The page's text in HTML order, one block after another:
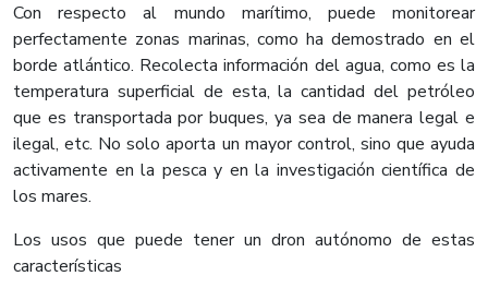
Con respecto al mundo marítimo, puede monitorear
perfectamente zonas marinas, como ha demostrado en el
borde atlántico. Recolecta información del agua, como es la
temperatura superficial de esta, la cantidad del petróleo
que es transportada por buques, ya sea de manera legal e
ilegal, etc. No solo aporta un mayor control, sino que ayuda
activamente en la pesca y en la investigación científica de
los mares.
Los usos que puede tener un dron autónomo de estas
características